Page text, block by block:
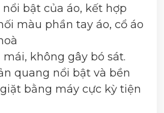
bật của áo, kết hợp
màu phần tay áo, cổ áo
không gây bó sát.
quang nổi bật và bền
bằng máy cực kỳ tiện